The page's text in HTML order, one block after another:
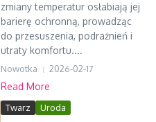
zmiany temperatur osłabiają jej
barierę ochronną, prowadząc
do przesuszenia, podrażnień i
utraty komfortu....
Nowotka 2026-02-17
Read More
Twarz Uroda